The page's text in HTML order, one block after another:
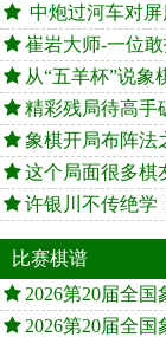
中炮过河车对
崔岩大师-一位
从“五羊杯”说象
精彩残局待高手
象棋开局布阵法
这个局面很多棋
许银川不传绝学
比赛棋谱
2026第20届全
2026第20届全